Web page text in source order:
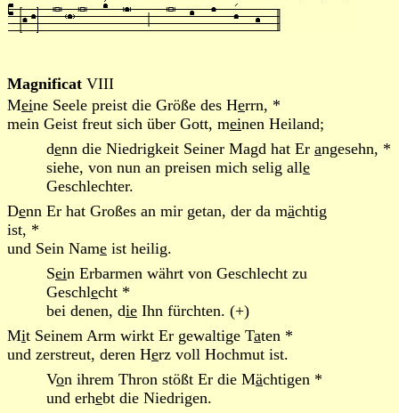
Magnificat VIII
Meine Seele preist die Größe des Herrn, *
mein Geist freut sich über Gott, meinen Heiland;
denn die Niedrigkeit Seiner Magd hat Er angesehn, *
siehe, von nun an preisen mich selig alle
Geschlechter.
Denn Er hat Großes an mir getan, der da mächtig
ist, *
und Sein Name ist heilig.
Sein Erbarmen währt von Geschlecht zu
Geschlecht *
bei denen, die Ihn fürchten. (+)
Mit Seinem Arm wirkt Er gewaltige Taten *
und zerstreut, deren Herz voll Hochmut ist.
Von ihrem Thron stößt Er die Mächtigen *
und erhebt die Niedrigen.